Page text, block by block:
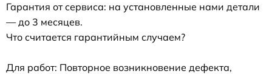
Гарантия от сервиса: на установленные нами детали
— до 3 месяцев.
Что считается гарантийным случаем?
Для работ: Повторное возникновение дефекта,